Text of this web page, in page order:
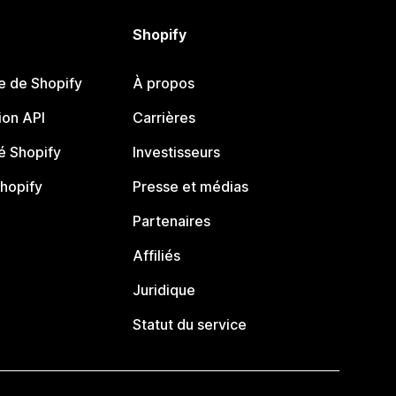
de Shopify
API
Shopify
Shopify
À propos
Carrières
Investisseurs
Presse et médias
Partenaires
Affiliés
Juridique
Statut du service